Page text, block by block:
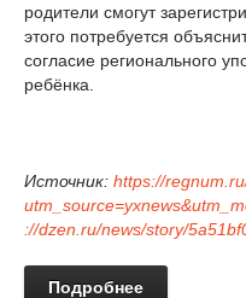
родители смогут
этого потребуется
согласие регионального
ребёнка.
Источник: https://
://dzen.ru/news/story/
Подробнее